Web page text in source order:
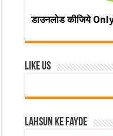
डाउनलोड कीजिये
Like Us
Lahsun ke fayde